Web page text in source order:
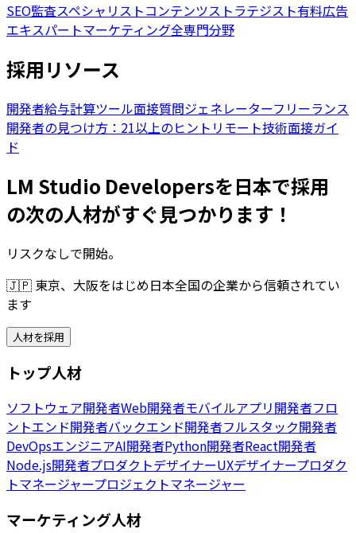
SEO監査スペシャリストコンテンツストラテジスト有料広告
エキスパートマーケティング全専門分野
採用リソース
開発者給与計算ツール面接質問ジェネレーターフリーランス
開発者の見つけ方：21以上のヒント リモート技術面接ガイ
ド
LM Studio Developersを日本で採用
の次の人材がすぐ見つかります！
リスクなしで開始。
🇯🇵 東京、大阪をはじめ日本全国の企業から信頼されてい
ます
人材を採用
トップ人材
ソフトウェア開発者Web開発者モバイルアプリ開発者フロ
ントエンド開発者バックエンド開発者フルスタック開発者
DevOpsエンジニアAI開発者Python開発者React開発者
Node.js開発者プロダクトデザイナーUXデザイナープロダク
トマネージャープロジェクトマネージャー
マーケティング人材